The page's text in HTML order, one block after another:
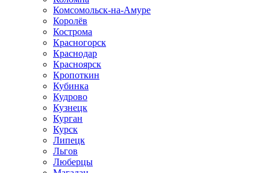
Комсомольск-на-Амуре
Королёв
Кострома
Красногорск
Краснодар
Красноярск
Кропоткин
Кубинка
Кудрово
Кузнецк
Курган
Курск
Липецк
Льгов
Люберцы